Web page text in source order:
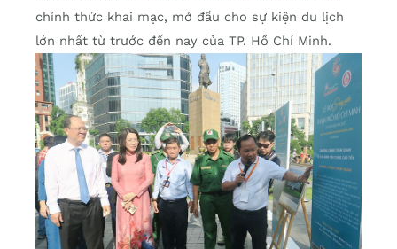
chính thức khai mạc, mở đầu cho sự kiện du lịch
lớn nhất từ trước đến nay của TP. Hồ Chí Minh.